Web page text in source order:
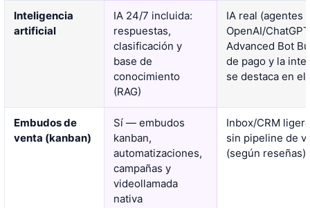
Inteligencia
artificial
IA 24/7 incluida:
respuestas,
clasificación y
base de
conocimiento
(RAG)
IA real (agentes
OpenAI/
Advanced Bot
de pago y la
se destaca en
Embudos de
venta (kanban)
Sí — embudos
kanban,
automatizaciones,
campañas y
videollamada
nativa
Inbox/CRM
sin pipeline de
(según reseñas)